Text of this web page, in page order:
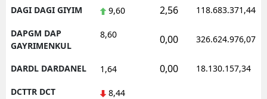
DAGI DAGI GIYIM 9,60 2,56 118.683.371,44
DAPGM DAP
GAYRIMENKUL
8,60 0,00 326.624.976,07
DARDL DARDANEL 1,64 0,00 18.130.157,34
DCTTR DCT
8,44